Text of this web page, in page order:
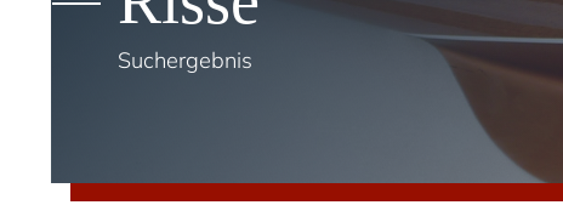
Suchergebnis